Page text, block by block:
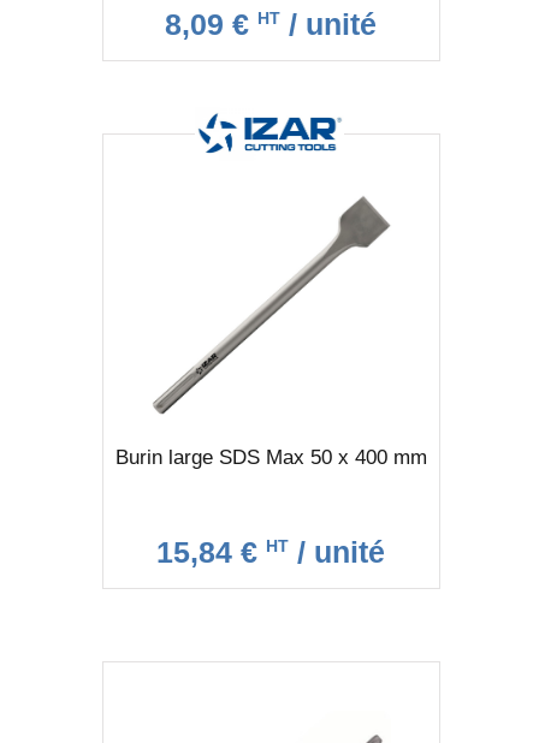
8,09 € HT / unité
Burin large SDS Max 50 x 400 mm
15,84 € HT / unité